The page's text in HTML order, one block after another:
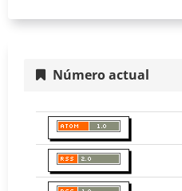
Número actual